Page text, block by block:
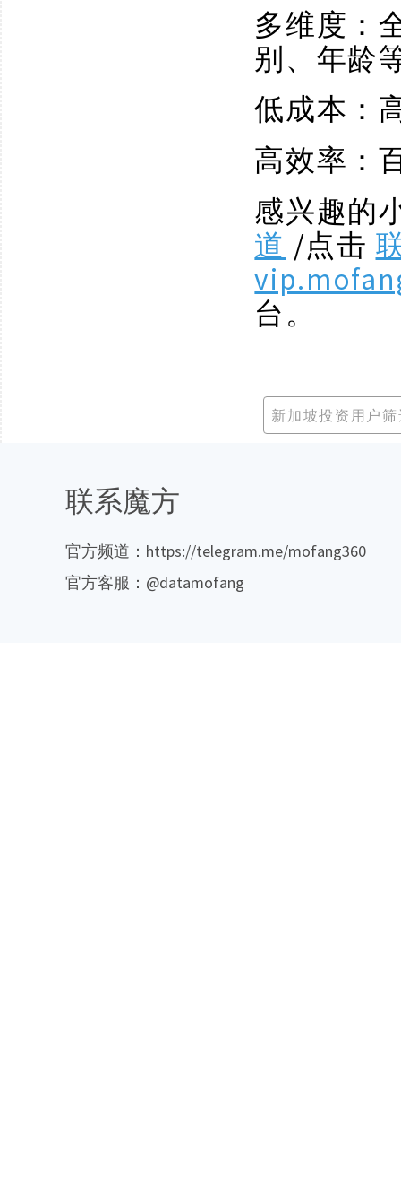
多维度：
别、年龄
低成本：
高效率：
感兴趣的
道 /点击
台。
新加坡投资用户
联系魔方
官方频道：https://telegram.me/mofang360
官方客服：@datamofang